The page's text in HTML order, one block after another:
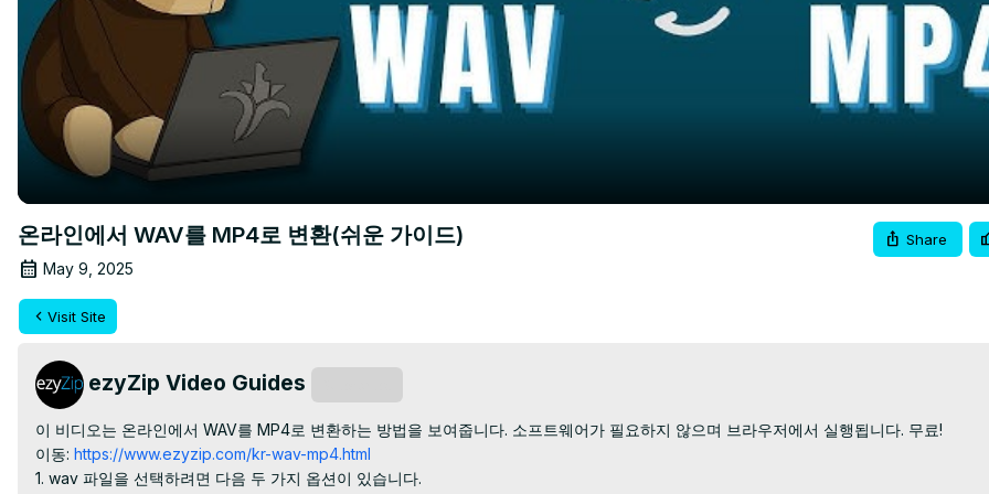
온라인에서 WAV를 MP4로 변환(쉬운 가이드)
May 9, 2025
Share
Visit Site
ezyZip Video Guides
이 비디오는 온라인에서 WAV를 MP4로 변환하는 방법을 보여줍니다. 소프트웨어가 필요하지 않으며 브라우저에서 실행됩니다. 무료!
이동: https://www.ezyzip.com/kr-wav-mp4.html
1. wav 파일을 선택하려면 다음 두 가지 옵션이 있습니다.